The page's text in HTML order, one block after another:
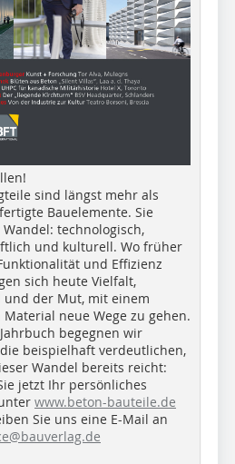
sind längst mehr als
Bauelemente. Sie
technologisch,
und kulturell. Wo früher
und Effizienz
sich heute Vielfalt,
und der Mut, mit einem
neue Wege zu gehen.
begegnen wir
beispielhaft verdeutlichen,
Wandel bereits reicht:
jetzt Ihr persönliches
www.beton-bauteile.de
Sie uns eine E-Mail an